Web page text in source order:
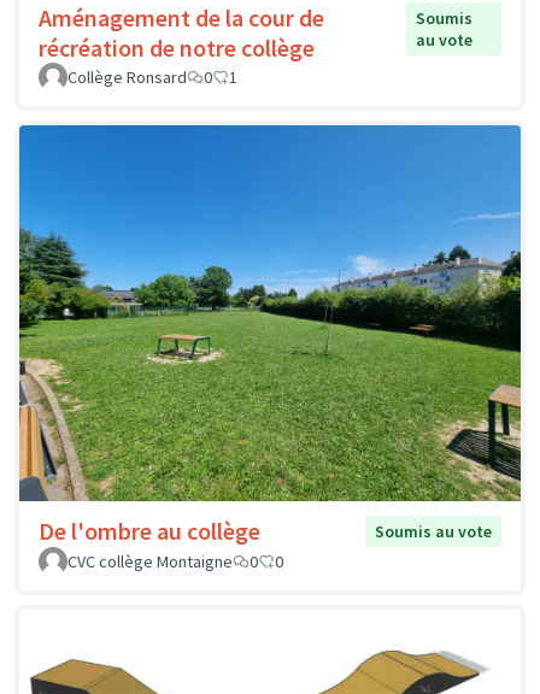
Aménagement de la cour de
récréation de notre collège
Soumis
au vote
Collège Ronsard
0 1
De l'ombre au collège
Soumis au vote
CVC collège Montaigne
0 0